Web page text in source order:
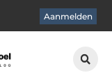
Aanmelden